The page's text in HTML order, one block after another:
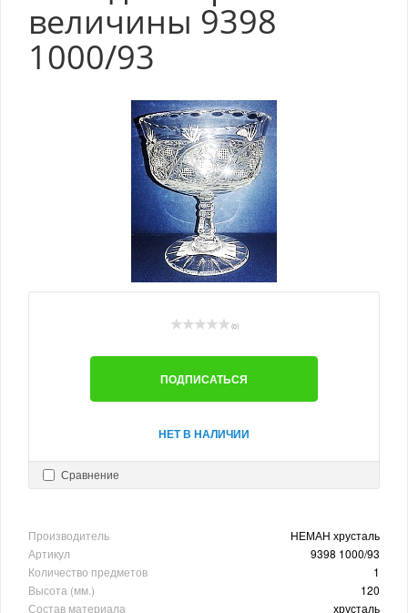
величины 9398
1000/93
(0)
ПОДПИСАТЬСЯ
НЕТ В НАЛИЧИИ
Сравнение
Производитель
НЕМАН хрусталь
Артикул
9398 1000/93
Количество предметов
1
Высота (мм.)
120
Состав материала
хрусталь